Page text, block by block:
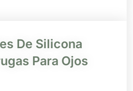
De Silicona
Para Ojos